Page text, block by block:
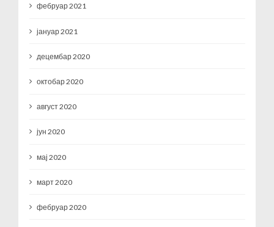
фебруар 2021
јануар 2021
децембар 2020
октобар 2020
август 2020
јун 2020
мај 2020
март 2020
фебруар 2020